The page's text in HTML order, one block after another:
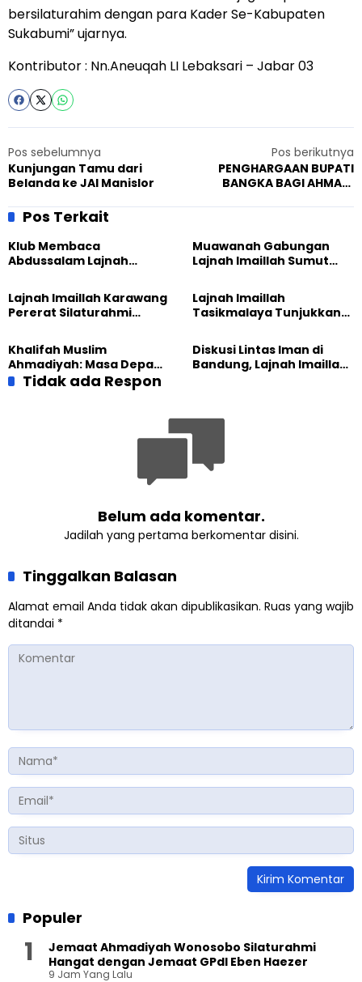
bersilaturahim dengan para Kader Se-Kabupaten
Sukabumi” ujarnya.
Kontributor : Nn.Aneuqah LI Lebaksari – Jabar 03
Pos sebelumnya
Kunjungan Tamu dari
Belanda ke JAI Manislor
Pos berikutnya
PENGHARGAAN BUPATI
BANGKA BAGI AHMADI
Pos Terkait
Klub Membaca
Abdussalam Lajnah
Gelar Diskusi dan
Tadabbur Alam
Muawanah Gabungan
Lajnah Imaillah Sumut
hingga Edukasi Tangani
Sampah
Lajnah Imaillah Karawang
Pererat Silaturahmi
Masak Bersama
Lajnah Imaillah
Tasikmalaya Tunjukkan
Bangun Ekonomi
Keluarga
Khalifah Muslim
Ahmadiyah: Masa Depan
Anak Dimulai dari
Perempuan yang Terus
Diskusi Lintas Iman di
Bandung, Lajnah Imaillah
Tidak ada Respon
Belum ada komentar.
Jadilah yang pertama berkomentar disini.
Tinggalkan Balasan
Alamat email Anda tidak akan dipublikasikan. Ruas yang wajib
ditandai *
Populer
Jemaat Ahmadiyah Wonosobo Silaturahmi
Hangat dengan Jemaat GPdI Eben Haezer
9 Jam Yang Lalu